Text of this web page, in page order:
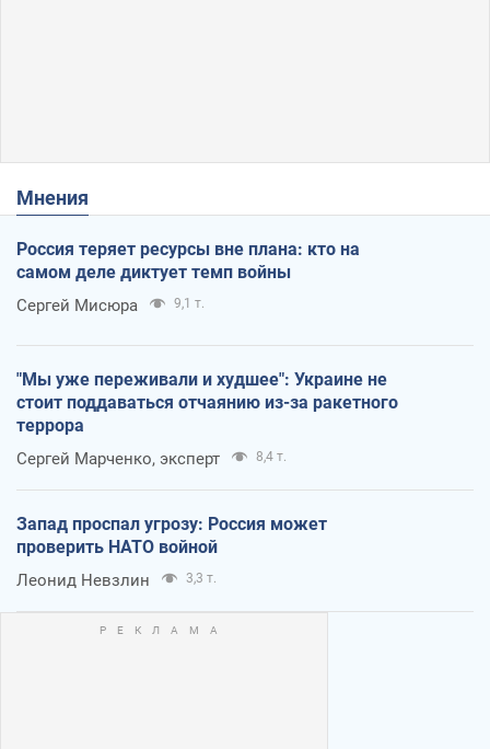
Мнения
Россия теряет ресурсы вне плана: кто на
самом деле диктует темп войны
Сергей Мисюра 9,1 т.
"Мы уже переживали и худшее": Украине не
стоит поддаваться отчаянию из-за ракетного
террора
Сергей Марченко, эксперт 8,4 т.
Запад проспал угрозу: Россия может
проверить НАТО войной
Леонид Невзлин 3,3 т.